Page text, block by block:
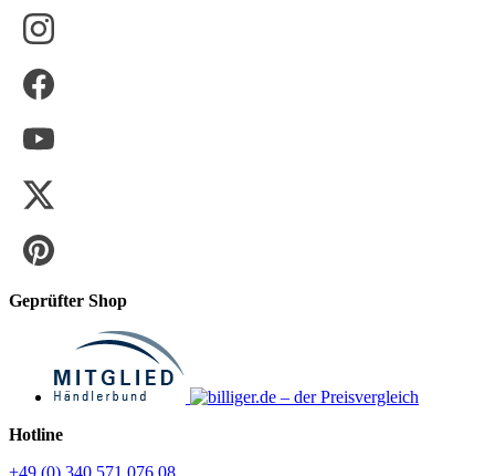
Geprüfter Shop
Hotline